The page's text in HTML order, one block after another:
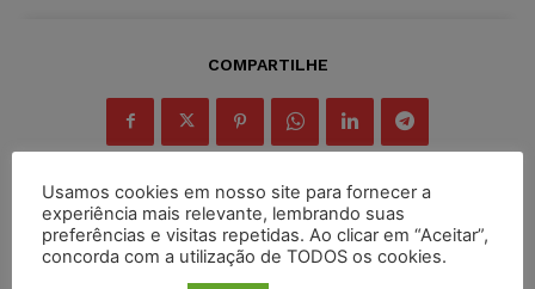
COMPARTILHE
Inscreva-se
Usamos cookies em nosso site para fornecer a
experiência mais relevante, lembrando suas
preferências e visitas repetidas. Ao clicar em “Aceitar”,
concorda com a utilização de TODOS os cookies.